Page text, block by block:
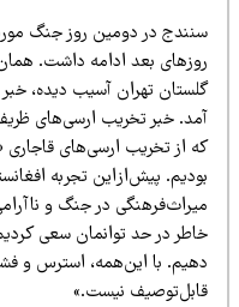
در دومین روز جنگ مورد
بعد ادامه داشت. همان روز
تهران آسیب دیده، خبر
خبر تخریب ارسی‌های ظریف
از تخریب ارسی‌های قاجاری «کاخ
پیش‌ازاین تجربه افغانستان
در جنگ و
در حد توانمان سعی کردیم تمام
با این‌همه، استرس و فشاری
نیست.»